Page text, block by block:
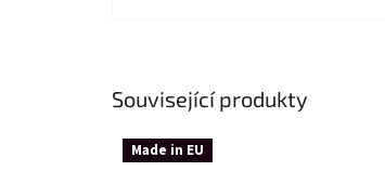
Související produkty
Made in EU